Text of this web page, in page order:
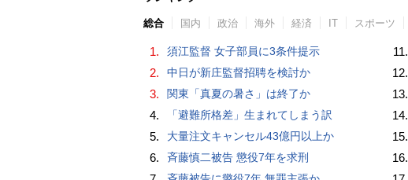
総合 国内 政治 海外 経済 IT スポーツ
1. 須江監督 女子部員に3条件提示
2. 中日が新庄監督招聘を検討か
3. 関東「真夏の暑さ」は終了か
4. 「避難所格差」生まれてしまう訳
5. 大量注文キャンセル43億円以上か
6. 斉藤慎二被告 懲役7年を求刑
11.
12.
13.
14.
15.
16.